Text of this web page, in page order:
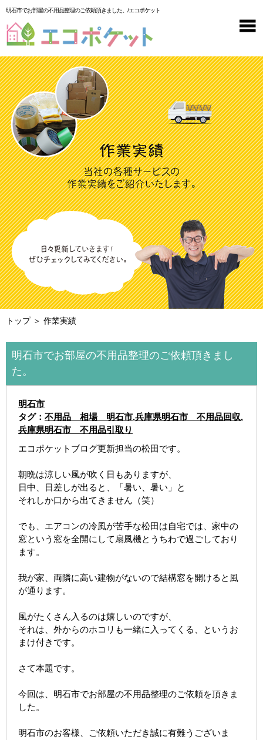
明石市でお部屋の不用品整理のご依頼頂きました。/エコポケット
トップ＞ 作業実績
明石市でお部屋の不用品整理のご依頼頂きまし
た。
明石市
タグ： 不用品 相場 明石市,兵庫県明石市 不用品回収,
兵庫県明石市 不用品引取り
エコポケットブログ更新担当の松田です。
朝晩は涼しい風が吹く日もありますが、
日中、日差しが出ると、「暑い、暑い」と
それしか口から出てきません（笑）
でも、エアコンの冷風が苦手な松田は自宅では、家中の
窓という窓を全開にして扇風機とうちわで過ごしており
ます。
我が家、両隣に高い建物がないので結構窓を開けると風
が通ります。
風がたくさん入るのは嬉しいのですが、
それは、外からのホコリも一緒に入ってくる、というお
まけ付きです。
さて本題です。
今回は、明石市でお部屋の不用品整理のご依頼を頂きま
した。
明石市のお客様、ご依頼いただき誠に有難うございま